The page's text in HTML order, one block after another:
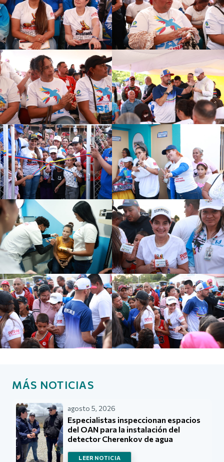
MÁS NOTICIAS
agosto 5, 2026
Especialistas inspeccionan espacios
del OAN para la instalación del
detector Cherenkov de agua
LEER NOTICIA